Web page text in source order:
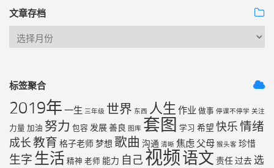
文章存档
标签聚合
2019年 一生 三年级 世界 东西 人生 作业 做事 停课不停学 关注
力量 加油 努力 包容 发展善良 图库 套图 学习 希望 快乐情绪
成长教育 格子老师梦想 歌曲 沟通 清晰 焦虑 父母 猴头客 珍惜
生字 生活 精神 老师 能力 自己 视频语文 责任过去 选